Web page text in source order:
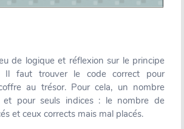
de logique et réflexion sur le principe
Il faut trouver le code correct pour
au trésor. Pour cela, un nombre
et pour seuls indices : le nombre de
et ceux corrects mais mal placés.